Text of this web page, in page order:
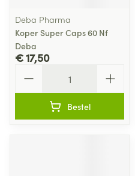
Deba Pharma
Koper Super Caps 60 Nf
Deba
€ 17,50
Bestel